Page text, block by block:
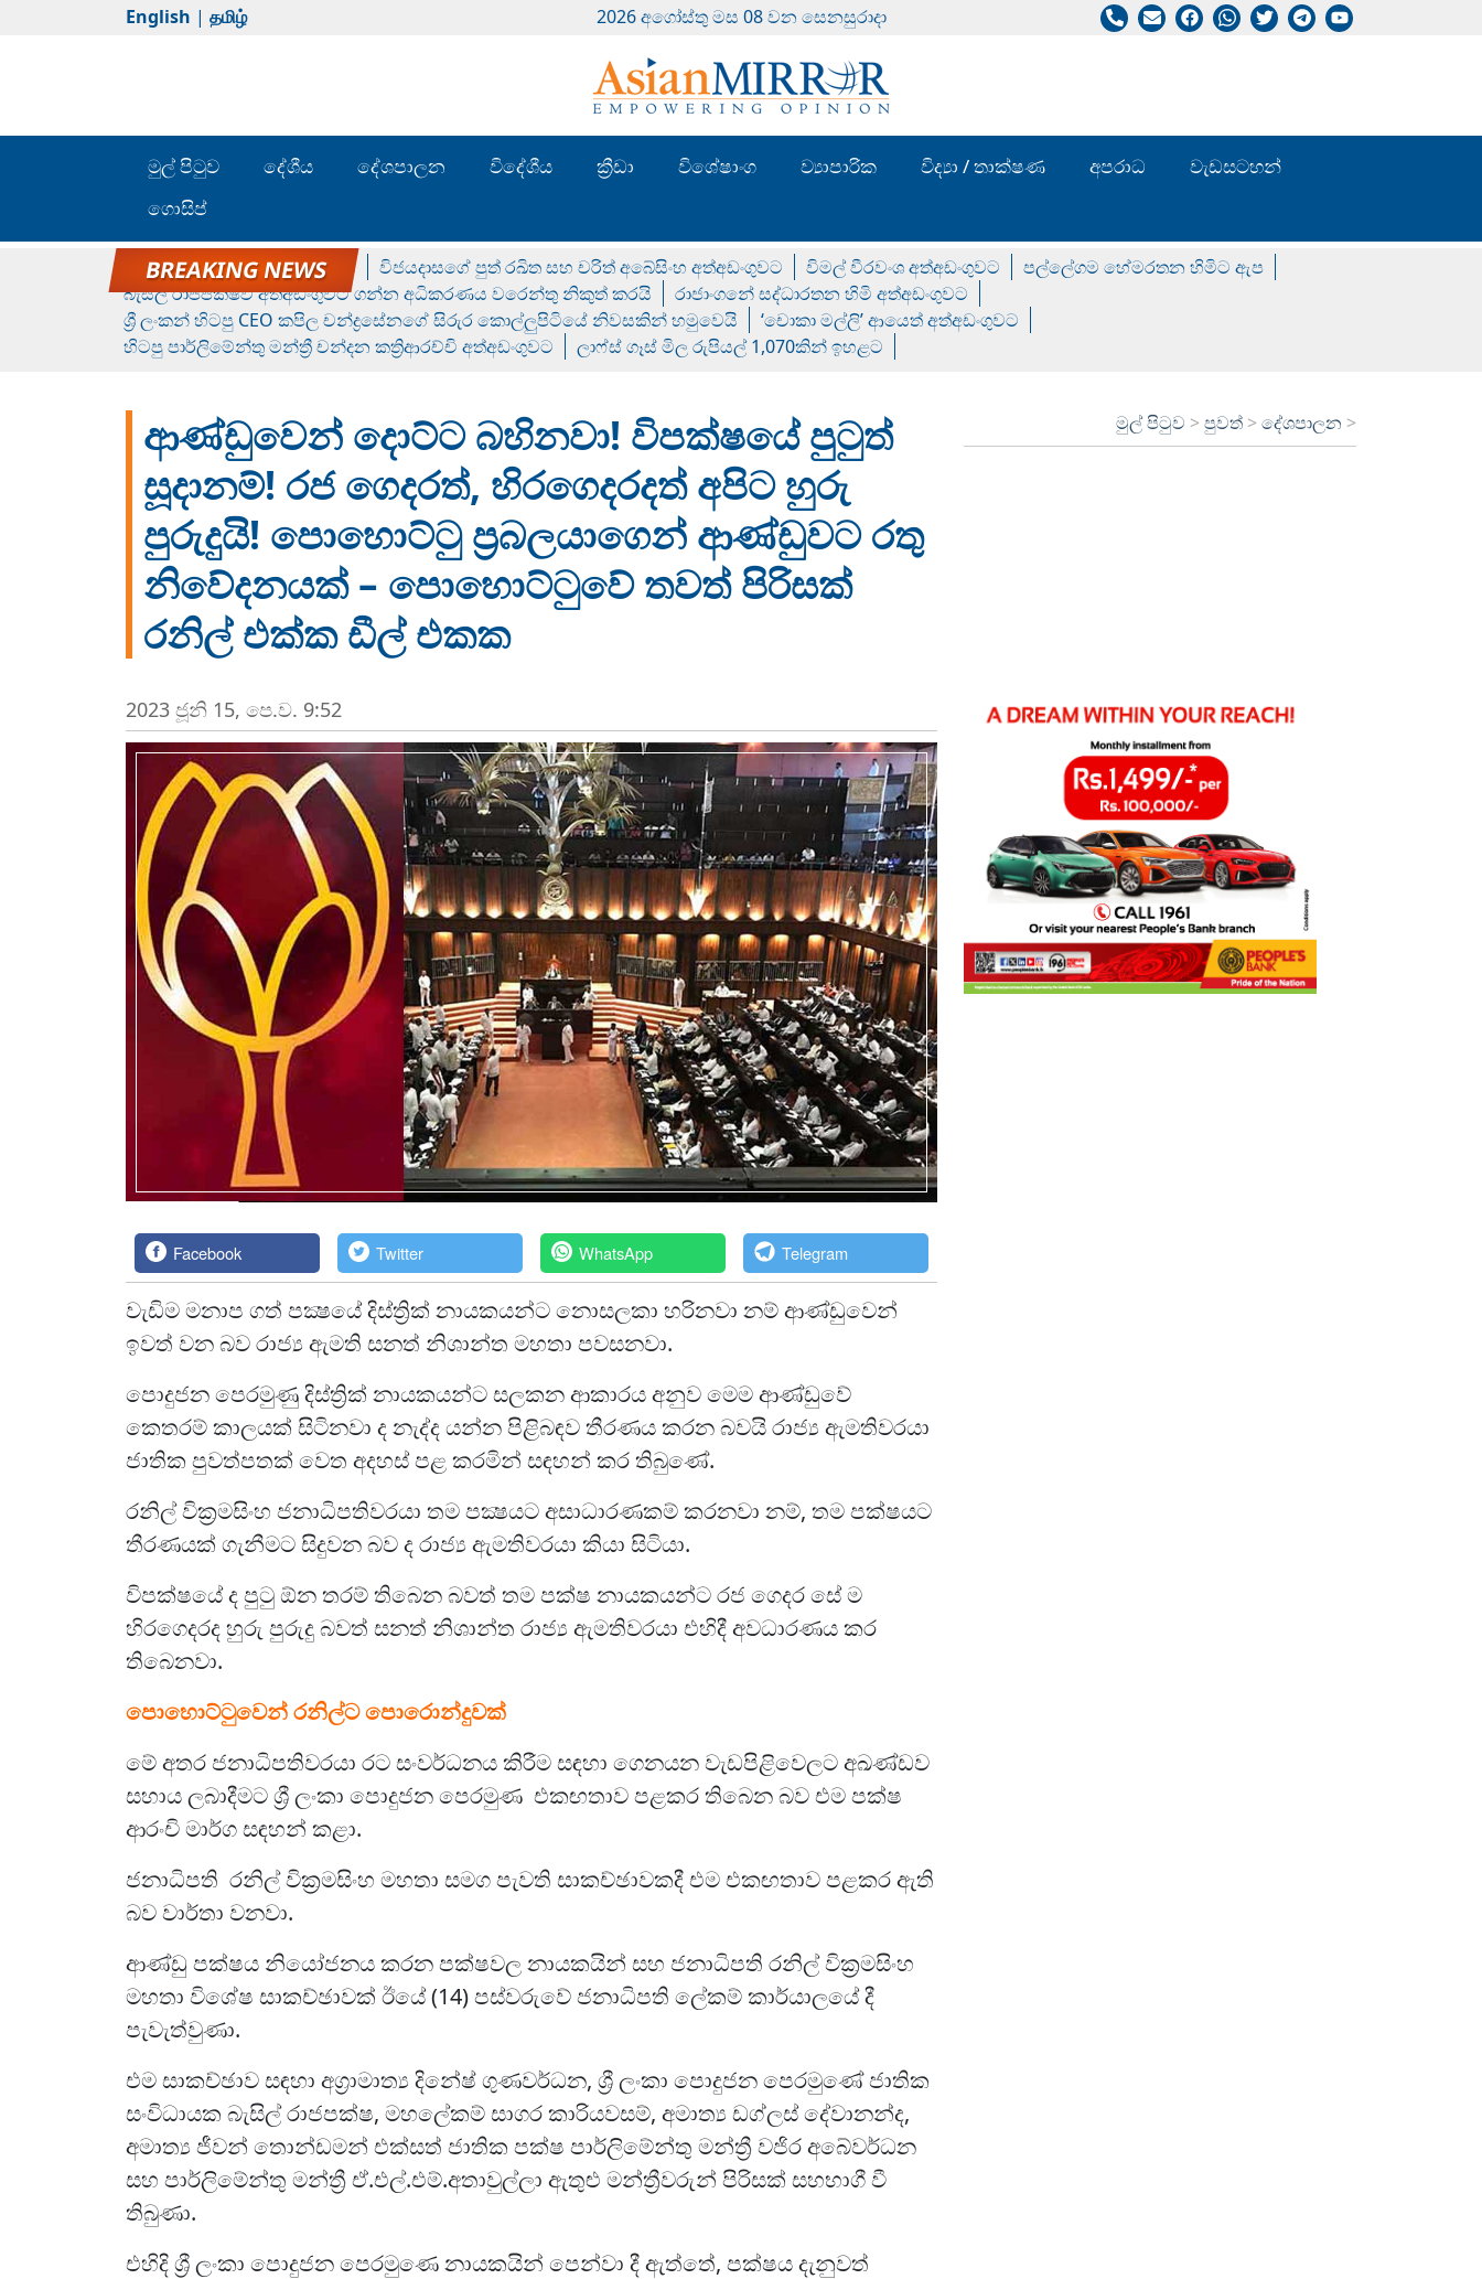
English | தமிழ் 2026 අගෝස්‍තු මස 08 වන සෙනසුරාදා
මුල් පිටුව දේශීය දේශපාලන විදේශීය ක්‍රීඩා විශේෂාංග ව්‍යාපාරික විද්‍යා / තාක්ෂණ අපරාධ
වැඩසටහන්
ගොසිප්
රන් ගෙනා රුමේෂ්ගේ හෙල්ලය විජයදාසගේ පුත් රඛිත සහ චරිත් අබේසිංහ අත්අඩංගුවට විමල් වීරවංශ අත්අඩංගුවට
පල්ලේගම හේමරතන හිමිට ඇප
බැසිල් රාජපක්ෂව අත්අඩංගුවට ගන්න අධිකරණය වරෙන්තු නිකුත් කරයි
රාජාංගනේ සද්ධාරතන හිමි අත්අඩංගුවට
ශ්‍රී ලංකන් හිටපු CEO කපිල චන්ද්‍රසේනගේ සිරුර කොල්ලුපිටියේ නිවසකින් හමුවෙයි
‘චොකා මල්ලි’ ආයෙත් අත්අඩංගුවට
හිටපු පාර්ලිමේන්තු මන්ත්‍රී චන්දන කත්‍රිආරච්චි අත්අඩංගුවට
ලාෆ්ස් ගෑස් මිල රුපියල් 1,070කින් ඉහළට
ආණ්ඩුවෙන් දොට්ට බහිනවා! විපක්ෂයේ පුටුත්
සූදානම්! රජ ගෙදරත්, හිරගෙදරදත් අපිට හුරු
පුරුදුයි! පොහොට්ටු ප්‍රබලයාගෙන් ආණ්ඩුවට රතු
නිවේදනයක් – පොහොට්ටුවේ තවත් පිරිසක්
රනිල් එක්ක ඩීල් එකක
මුල් පිටුව >පුවත් >දේශපාලන >
2023 ජූනි 15, පෙ.ව. 9:52
Facebook Twitter WhatsApp Telegram
වැඩිම මනාප ගත් පක්‍ෂයේ දිස්ත්‍රික් නායකයන්ට නොසලකා හරිනවා නම් ආණ්ඩුවෙන්
ඉවත් වන බව රාජ්‍ය ඇමති සනත් නිශාන්ත මහතා පවසනවා.
පොදුජන පෙරමුණු දිස්ත්‍රික් නායකයන්ට සලකන ආකාරය අනුව මෙම ආණ්ඩුවේ
කෙතරම් කාලයක් සිටිනවා ද නැද්ද යන්න පිළිබඳව තීරණය කරන බවයි රාජ්‍ය ඇමතිවරයා
ජාතික පුවත්පතක් වෙත අදහස් පළ කරමින් සඳහන් කර තිබුණේ.
රනිල් වික්‍රමසිංහ ජනාධිපතිවරයා තම පක්‍ෂයට අසාධාරණකම් කරනවා නම්, තම පක්ෂයට
තීරණයක් ගැනීමට සිදුවන බව ද රාජ්‍ය ඇමතිවරයා කියා සිටියා.
විපක්ෂයේ ද පුටු ඕන තරම් තිබෙන බවත් තම පක්ෂ නායකයන්ට රජ ගෙදර සේ ම
හිරගෙදරද හුරු පුරුදු බවත් සනත් නිශාන්ත රාජ්‍ය ඇමතිවරයා එහිදී අවධාරණය කර
තිබෙනවා.
පොහොට්ටුවෙන් රනිල්ට පොරොන්දුවක්
මේ අතර ජනාධිපතිවරයා රට සංවර්ධනය කිරීම සඳහා ගෙනයන වැඩපිළිවෙලට අඛණ්ඩව
සහාය ලබාදීමට ශ්‍රී ලංකා පොදුජන පෙරමුණ එකඟතාව පළකර තිබෙන බව එම පක්ෂ
ආරංචි මාර්ග සඳහන් කළා.
ජනාධිපති රනිල් වික්‍රමසිංහ මහතා සමග පැවති සාකච්ඡාවකදී එම එකඟතාව පළකර ඇති
බව වාර්තා වනවා.
ආණ්ඩු පක්ෂය නියෝජනය කරන පක්ෂවල නායකයින් සහ ජනාධිපති රනිල් වික්‍රමසිංහ
මහතා විශේෂ සාකච්ඡාවක් ඊයේ (14) පස්වරුවේ ජනාධිපති ලේකම් කාර්යාලයේ දී
පැවැත්වුණා.
එම සාකච්ඡාව සඳහා අග්‍රාමාත්‍ය දිනේෂ් ගුණවර්ධන, ශ්‍රී ලංකා පොදුජන පෙරමුණේ ජාතික
සංවිධායක බැසිල් රාජපක්ෂ, මහලේකම් සාගර කාරියවසම්, අමාත්‍ය ඩග්ලස් දේවානන්ද,
අමාත්‍ය ජීවන් තොන්ඩමන් එක්සත් ජාතික පක්ෂ පාර්ලිමේන්තු මන්ත්‍රී වජිර අබේවර්ධන
සහ පාර්ලිමේන්තු මන්ත්‍රී ඒ.එල්.එම්.අතාවුල්ලා ඇතුළු මන්ත්‍රීවරුන් පිරිසක් සහභාගී වී
තිබුණා.
එහිදි ශ්‍රී ලංකා පොදුජන පෙරමුණෙ නායකයින් පෙන්වා දී ඇත්තේ, පක්ෂය දැනුවත්